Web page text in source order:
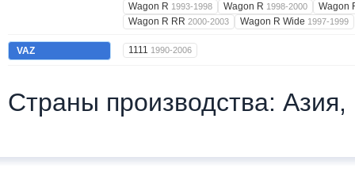
Wagon R 1993-1998 Wagon R 1998-2000
Wagon
Wagon R RR 2000-2003 Wagon R Wide 1997-1999
VAZ 1111 1990-2006
Страны производства: Азия,